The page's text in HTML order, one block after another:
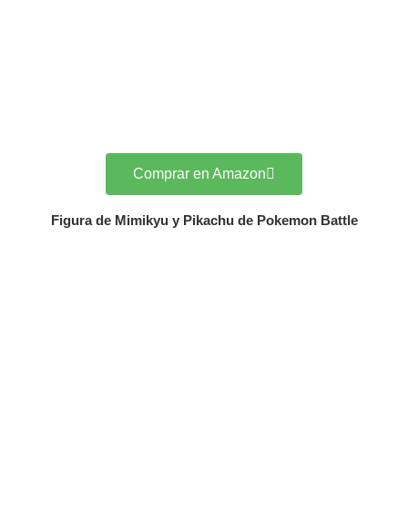
Comprar en Amazon
Figura de Mimikyu y Pikachu de Pokemon Battle